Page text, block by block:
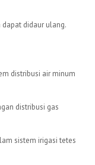
didaur ulang.
distribusi air minum
distribusi gas
sistem irigasi tetes